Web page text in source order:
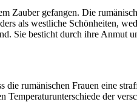
gefangen. Die
als westliche Schönheiten,
Sie besticht durch ihre
rumänischen Frauen eine
der